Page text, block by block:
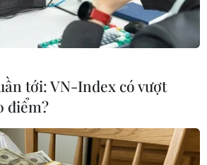
an toàn hồ chứa thủy lợi,
cắt giảm lũ cho hạ du,
chồng lũ.”
khai công tác ứng phó với
hậu quả thiên tai các
phải đặc biệt lưu ý công
phòng, chống dịch COVID-
định.
tới: VN-Index có vượt
điểm?